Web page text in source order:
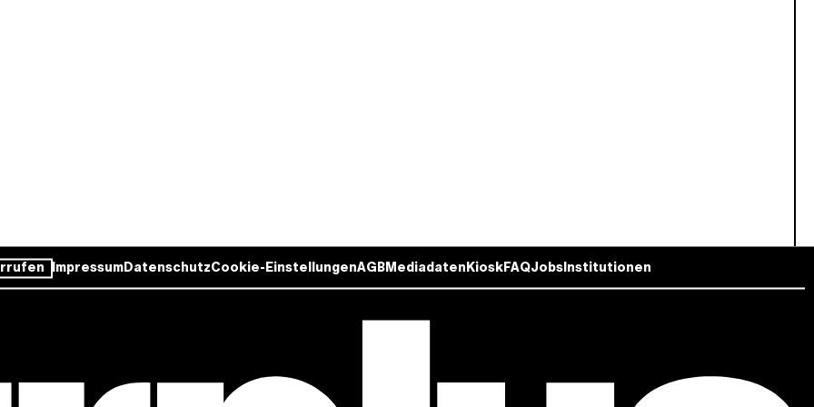
ImpressumDatenschutzCookie-EinstellungenAGBMediadatenKioskFAQJobsInstitutionen